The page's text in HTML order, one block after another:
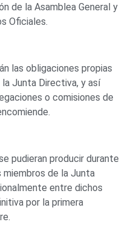
de la Asamblea General y
Oficiales.
las obligaciones propias
Junta Directiva, y así
o comisiones de
pudieran producir durante
de la Junta
entre dichos
por la primera